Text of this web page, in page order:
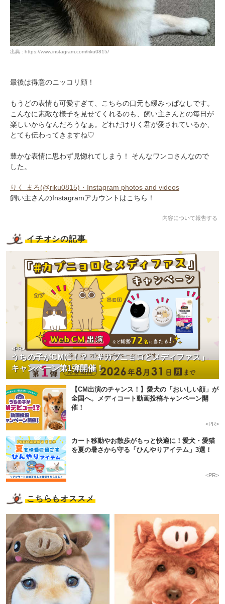
出典 : https://www.instagram.com/riku0815/
最後は得意のニッコリ顔！
もうどの表情も可愛すぎて、こちらの口元も緩みっぱなしです。
こんなに素敵な様子を見せてくれるのも、飼い主さんとの毎日が
楽しいからなんだろうなぁ。どれだけりく君が愛されているか、
とても伝わってきますね♡
豊かな表情に思わず見惚れてしまう！ そんなワンコさんなので
した。
りく まろ(@riku0815)・Instagram photos and videos
飼い主さんのInstagramアカウントはこちら！
内容について報告する
イチオシの記事
うちの子がCMに！？「＃カブニョロとメディファス」
キャンペーン第1弾開催！
<PR>
【CM出演のチャンス！】愛犬の「おいしい顔」が
全国へ。メディコート動画投稿キャンペーン開
催！
<PR>
カート移動やお散歩がもっと快適に！愛犬・愛猫
を夏の暑さから守る「ひんやりアイテム」3選！
<PR>
こちらもオススメ